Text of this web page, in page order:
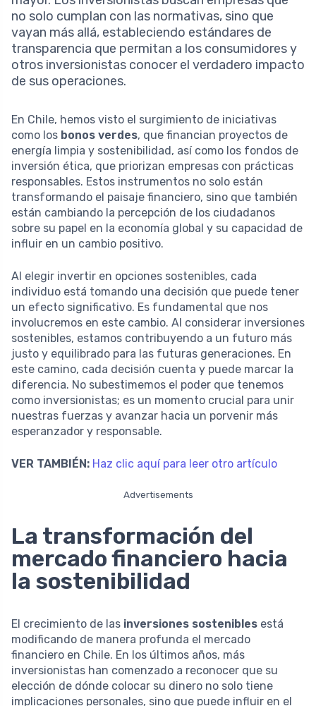
no solo cumplan con las normativas, sino que
vayan más allá, estableciendo estándares de
transparencia que permitan a los consumidores y
otros inversionistas conocer el verdadero impacto
de sus operaciones.
En Chile, hemos visto el surgimiento de iniciativas
como los bonos verdes, que financian proyectos de
energía limpia y sostenibilidad, así como los fondos de
inversión ética, que priorizan empresas con prácticas
responsables. Estos instrumentos no solo están
transformando el paisaje financiero, sino que también
están cambiando la percepción de los ciudadanos
sobre su papel en la economía global y su capacidad de
influir en un cambio positivo.
Al elegir invertir en opciones sostenibles, cada
individuo está tomando una decisión que puede tener
un efecto significativo. Es fundamental que nos
involucremos en este cambio. Al considerar inversiones
sostenibles, estamos contribuyendo a un futuro más
justo y equilibrado para las futuras generaciones. En
este camino, cada decisión cuenta y puede marcar la
diferencia. No subestimemos el poder que tenemos
como inversionistas; es un momento crucial para unir
nuestras fuerzas y avanzar hacia un porvenir más
esperanzador y responsable.
VER TAMBIÉN: Haz clic aquí para leer otro artículo
Advertisements
La transformación del
mercado financiero hacia
la sostenibilidad
El crecimiento de las inversiones sostenibles está
modificando de manera profunda el mercado
financiero en Chile. En los últimos años, más
inversionistas han comenzado a reconocer que su
elección de dónde colocar su dinero no solo tiene
implicaciones personales, sino que puede influir en el